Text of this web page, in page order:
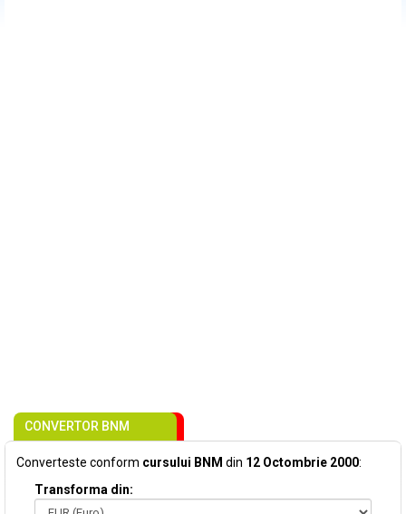
CONVERTOR BNM
Converteste conform cursului BNM din 12 Octombrie 2000:
Transforma din: